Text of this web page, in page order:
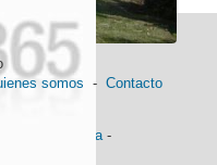
somos - Contacto
Historia-